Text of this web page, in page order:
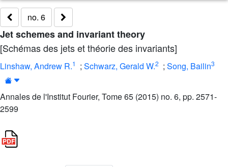
no. 6
Jet schemes and invariant theory
[Schémas des jets et théorie des invariants]
Linshaw, Andrew R.1 ; Schwarz, Gerald W.2 ; Song, Bailin3
Annales de l'Institut Fourier, Tome 65 (2015) no. 6, pp. 2571-
2599